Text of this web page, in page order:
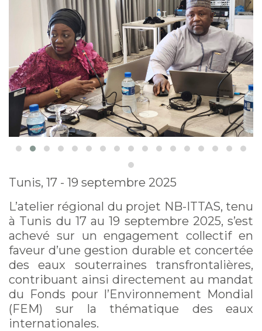
souterraines
sahéliennes
Tunis, 17 - 19 septembre 2025
L’atelier régional du projet NB-ITTAS, tenu
à Tunis du 17 au 19 septembre 2025, s’est
achevé sur un engagement collectif en
faveur d’une gestion durable et concertée
des eaux souterraines transfrontalières,
contribuant ainsi directement au mandat
du Fonds pour l’Environnement Mondial
(FEM) sur la thématique des eaux
internationales.